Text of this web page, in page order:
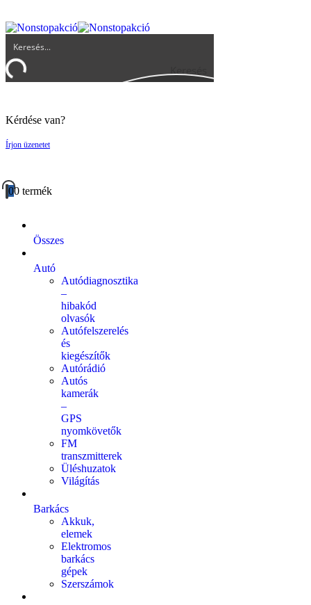
Keresés
Kérdése van?
Írjon üzenetet
00 termék
Összes
Autó
Autódiagnosztika
–
hibakód
olvasók
Autófelszerelés
és
kiegészítők
Autórádió
Autós
kamerák
–
GPS
nyomkövetők
FM
transzmitterek
Üléshuzatok
Világítás
Barkács
Akkuk,
elemek
Elektromos
barkács
gépek
Szerszámok